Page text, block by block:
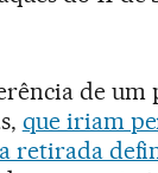
de um
que iriam
retirada